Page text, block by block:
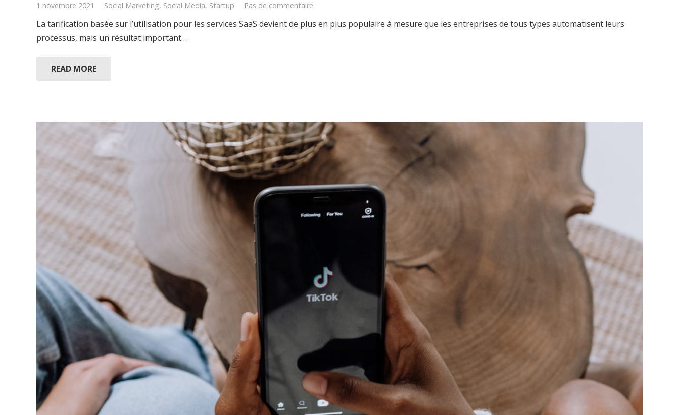
1 novembre 2021 Social Marketing, Social Media, Startup Pas de commentaire
La tarification basée sur l’utilisation pour les services SaaS devient de plus en plus populaire à mesure que les entreprises de tous types automatisent leurs
processus, mais un résultat important…
READ MORE